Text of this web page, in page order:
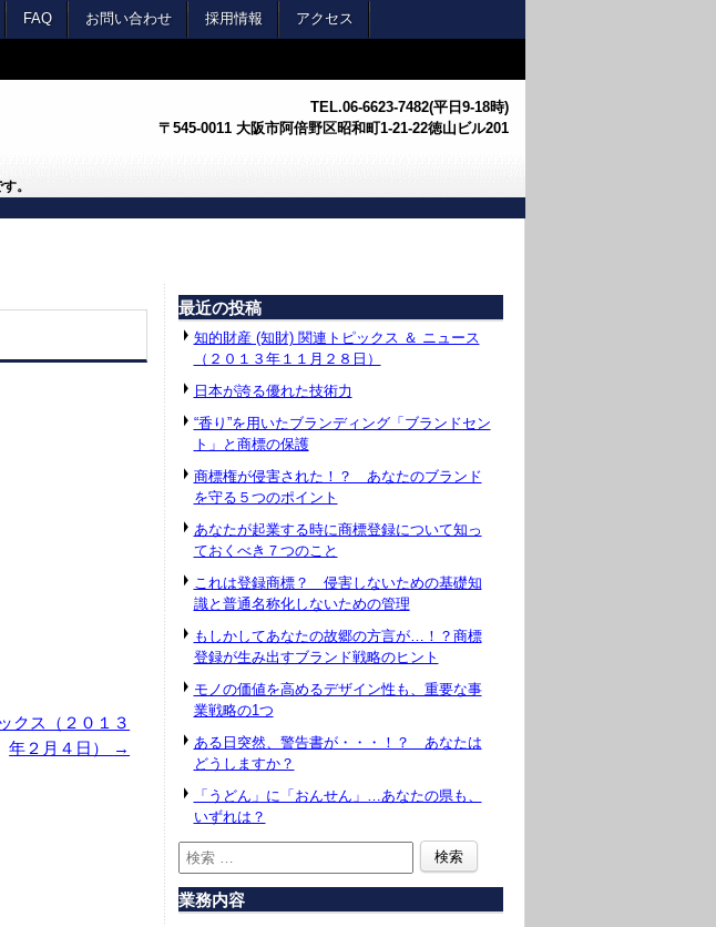
。
TEL.06-6623-7482(平日9-18時)
〒545-0011 大阪市阿倍野区昭和町1-21-22徳山ビル201
FAQ お問い合わせ 採用情報 アクセス
クス（２０１３
年２月４日）
→
最近の投稿
知的財産 (知財) 関連トピックス ＆ ニュース
（２０１３年１１月２８日）
日本が誇る優れた技術力
“香り”を用いたブランディング「ブランドセン
ト」と商標の保護
商標権が侵害された！？ あなたのブランド
を守る５つのポイント
あなたが起業する時に商標登録について知っ
ておくべき７つのこと
これは登録商標？ 侵害しないための基礎知
識と普通名称化しないための管理
もしかしてあなたの故郷の方言が…！？商標
登録が生み出すブランド戦略のヒント
モノの価値を高めるデザイン性も、重要な事
業戦略の1つ
ある日突然、警告書が・・・！？ あなたは
どうしますか？
「うどん」に「おんせん」…あなたの県も、
いずれは？
業務内容